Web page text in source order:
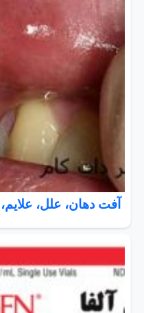
آفت دهان، علل،